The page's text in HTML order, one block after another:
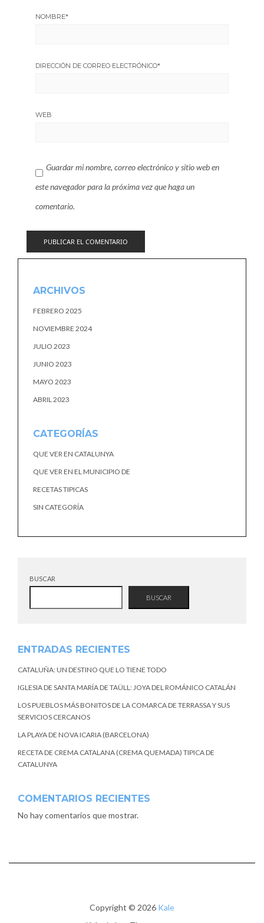
NOMBRE*
DIRECCIÓN DE CORREO ELECTRÓNICO*
WEB
Guardar mi nombre, correo electrónico y sitio web en
este navegador para la próxima vez que haga un
comentario.
ARCHIVOS
FEBRERO 2025
NOVIEMBRE 2024
JULIO 2023
JUNIO 2023
MAYO 2023
ABRIL 2023
CATEGORÍAS
QUE VER EN CATALUNYA
QUE VER EN EL MUNICIPIO DE
RECETAS TIPICAS
SIN CATEGORÍA
BUSCAR
BUSCAR
ENTRADAS RECIENTES
CATALUÑA: UN DESTINO QUE LO TIENE TODO
IGLESIA DE SANTA MARÍA DE TAÜLL: JOYA DEL ROMÁNICO CATALÁN
LOS PUEBLOS MÁS BONITOS DE LA COMARCA DE TERRASSA Y SUS
SERVICIOS CERCANOS
LA PLAYA DE NOVA ICARIA (BARCELONA)
RECETA DE CREMA CATALANA (CREMA QUEMADA) TIPICA DE
CATALUNYA
COMENTARIOS RECIENTES
No hay comentarios que mostrar.
Copyright © 2026 Kale